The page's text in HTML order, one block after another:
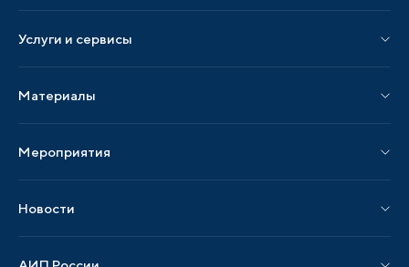
Парки по регионам
Услуги и сервисы
Услуги по локализации
Материалы
Публикации СМИ и статьи
Мероприятия
Мероприятия отрасли
Новости